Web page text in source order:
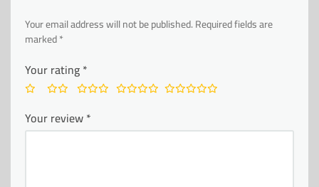
Your email address will not be published.Required fields are
marked*
Your rating*
Your review*